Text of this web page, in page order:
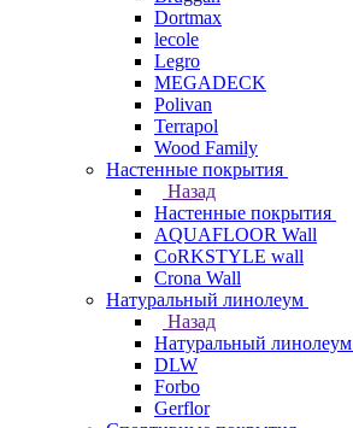
Dortmax
lecole
Legro
MEGADECK
Polivan
Terrapol
Wood Family
Настенные покрытия
Назад
Настенные покрытия
AQUAFLOOR Wall
CoRKSTYLE wall
Crona Wall
Натуральный линолеум
Назад
Натуральный линолеум
DLW
Forbo
Gerflor